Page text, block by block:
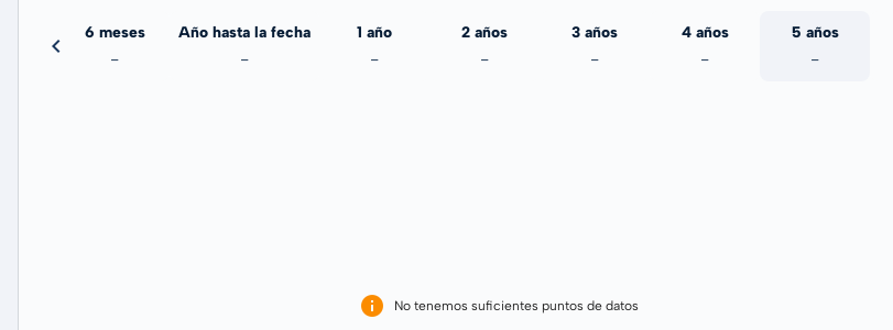
6 meses
-
Año hasta la fecha
-
1 año
-
2 años
-
3 años
-
4 años
-
5 años
-
No tenemos suficientes puntos de datos